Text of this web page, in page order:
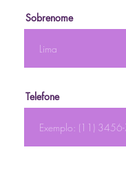
Sobrenome
Telefone